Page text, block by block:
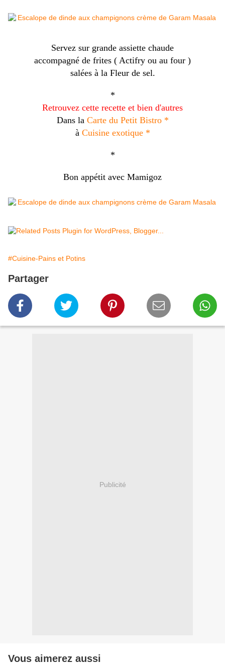
Servez sur grande assiette chaude
accompagné de frites ( Actifry ou au four )
salées à la Fleur de sel.
*
Retrouvez cette recette et bien d'autres
Dans la Carte du Petit Bistro *
à Cuisine exotique *
*
Bon appétit avec Mamigoz
#Cuisine-Pains et Potins
Partager
Publicité
Vous aimerez aussi